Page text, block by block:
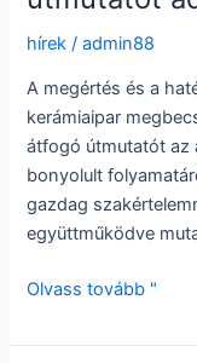
hírek /admin88
A megértés és a
kerámiaipar
átfogó útmutatót az
bonyolult
gazdag
együttműködve
A
és
Olvass tovább "